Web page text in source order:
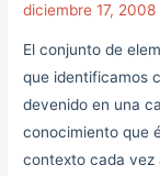
diciembre 17, 2008
El conjunto de
que identificamos
devenido en una
conocimiento que
contexto cada vez